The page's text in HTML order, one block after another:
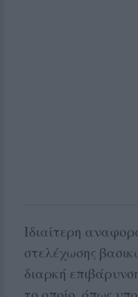
Ιδιαίτερη
στελέχωσης
διαρκή